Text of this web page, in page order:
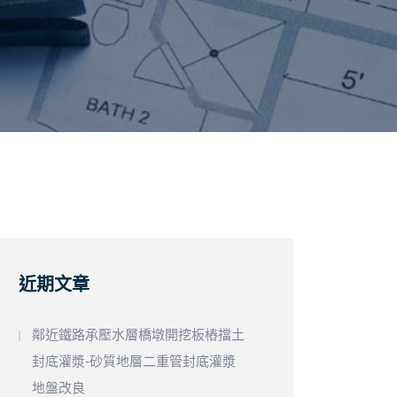
近期文章
鄰近鐵路承壓水層橋墩開挖板樁擋土
封底灌漿-砂質地層二重管封底灌漿
地盤改良